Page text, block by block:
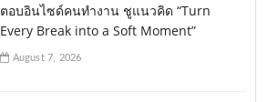
ตอบอินไซด์คนทำงาน ชูแนวคิด “Turn
Every Break into a Soft Moment”
August 7, 2026